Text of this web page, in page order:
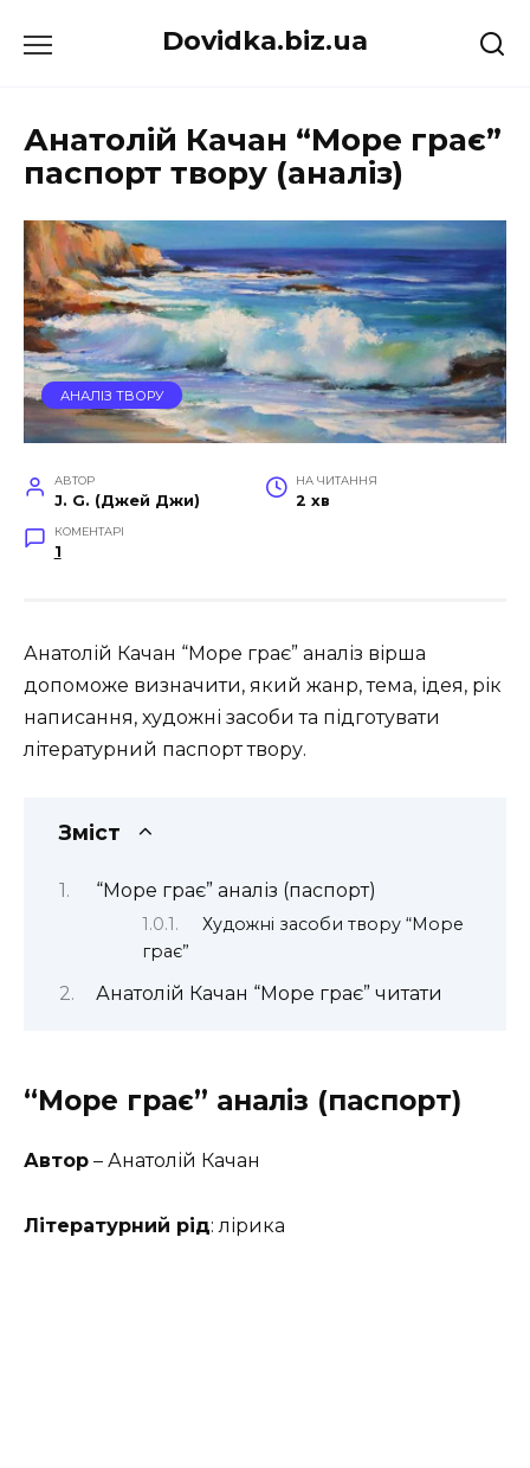
до
Dovidka.biz.ua
Анатолій Качан “Море грає”
паспорт твору (аналіз)
АНАЛІЗ ТВОРУ
АВТОР
J. G. (Джей Джи)
НА ЧИТАННЯ
2 хв
КОМЕНТАРІ
1
Анатолій Качан “Море грає” аналіз вірша
допоможе визначити, який жанр, тема, ідея, рік
написання, художні засоби та підготувати
літературний паспорт твору.
Зміст
“Море грає” аналіз (паспорт)
Художні засоби твору “Море
грає”
Анатолій Качан “Море грає” читати
“Море грає” аналіз (паспорт)
Автор – Анатолій Качан
Літературний рід: лірика